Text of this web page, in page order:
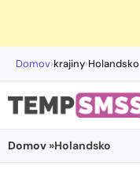
Domov›krajiny›Holandsko
Domov »Holandsko